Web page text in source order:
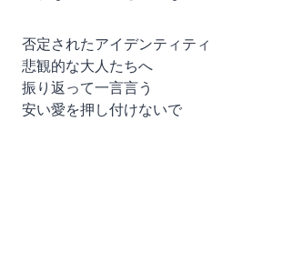
否定されたアイデンティティ
悲観的な大人たちへ
振り返って一言言う
安い愛を押し付けないで